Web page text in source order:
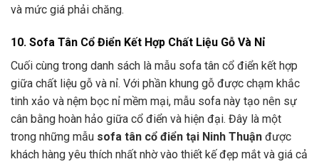
và mức giá phải chăng.
10. Sofa Tân Cổ Điển Kết Hợp Chất Liệu Gỗ Và Nỉ
Cuối cùng trong danh sách là mẫu sofa tân cổ điển kết hợp
giữa chất liệu gỗ và nỉ. Với phần khung gỗ được chạm khắc
tinh xảo và nệm bọc nỉ mềm mại, mẫu sofa này tạo nên sự
cân bằng hoàn hảo giữa cổ điển và hiện đại. Đây là một
trong những mẫu sofa tân cổ điển tại Ninh Thuận được
khách hàng yêu thích nhất nhờ vào thiết kế đẹp mắt và giá cả